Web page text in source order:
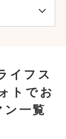
イフス
トでお
一覧